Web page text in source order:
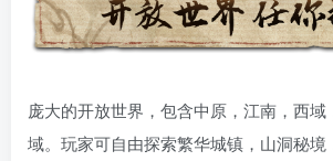
庞大的开放世界，包含中原，江南，西
域。玩家可自由探索繁华城镇，山洞秘